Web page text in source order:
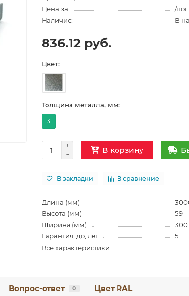
Цена за:
/
Наличие:
В
836.12 руб.
Цвет:
Толщина металла, мм:
3
В корзину
В закладки В сравнение
Длина (мм)
Высота (мм)
59
Ширина (мм)
300
Гарантия, до, лет
5
Все характеристики
Вопрос-ответ 0 Цвет RAL